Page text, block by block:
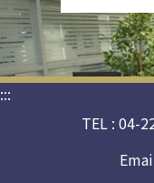
:::
TEL : 04-